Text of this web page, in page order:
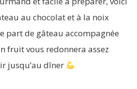
au chocolat et à la noix
part de gâteau accompagnée
fruit vous redonnera assez
jusqu’au dîner